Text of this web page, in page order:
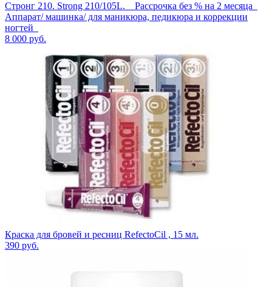
Стронг 210. Strong 210/105L. _ Рассрочка без % на 2 месяца_
Аппарат/ машинка/ для маникюра, педикюра и коррекции
ногтей_
8 000 руб.
Краска для бровей и ресниц RefectoCil , 15 мл.
390 руб.